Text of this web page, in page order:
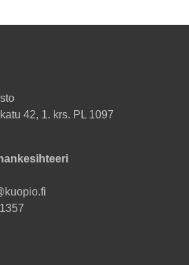
42, 1. krs. PL 1097